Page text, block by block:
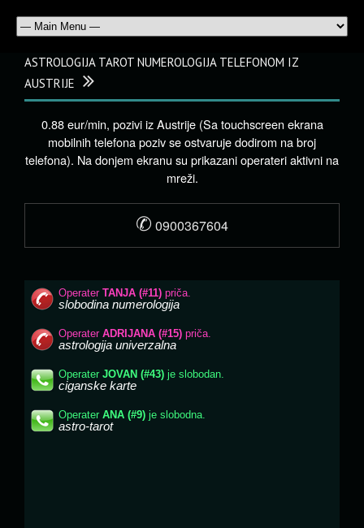
ASTROLOGIJA TAROT NUMEROLOGIJA TELEFONOM IZ
AUSTRIJE
0.88 eur/min, pozivi iz Austrije (Sa touchscreen ekrana
mobilnih telefona poziv se ostvaruje dodirom na broj
telefona). Na donjem ekranu su prikazani operateri aktivni na
mreži.
✆ 0900367604